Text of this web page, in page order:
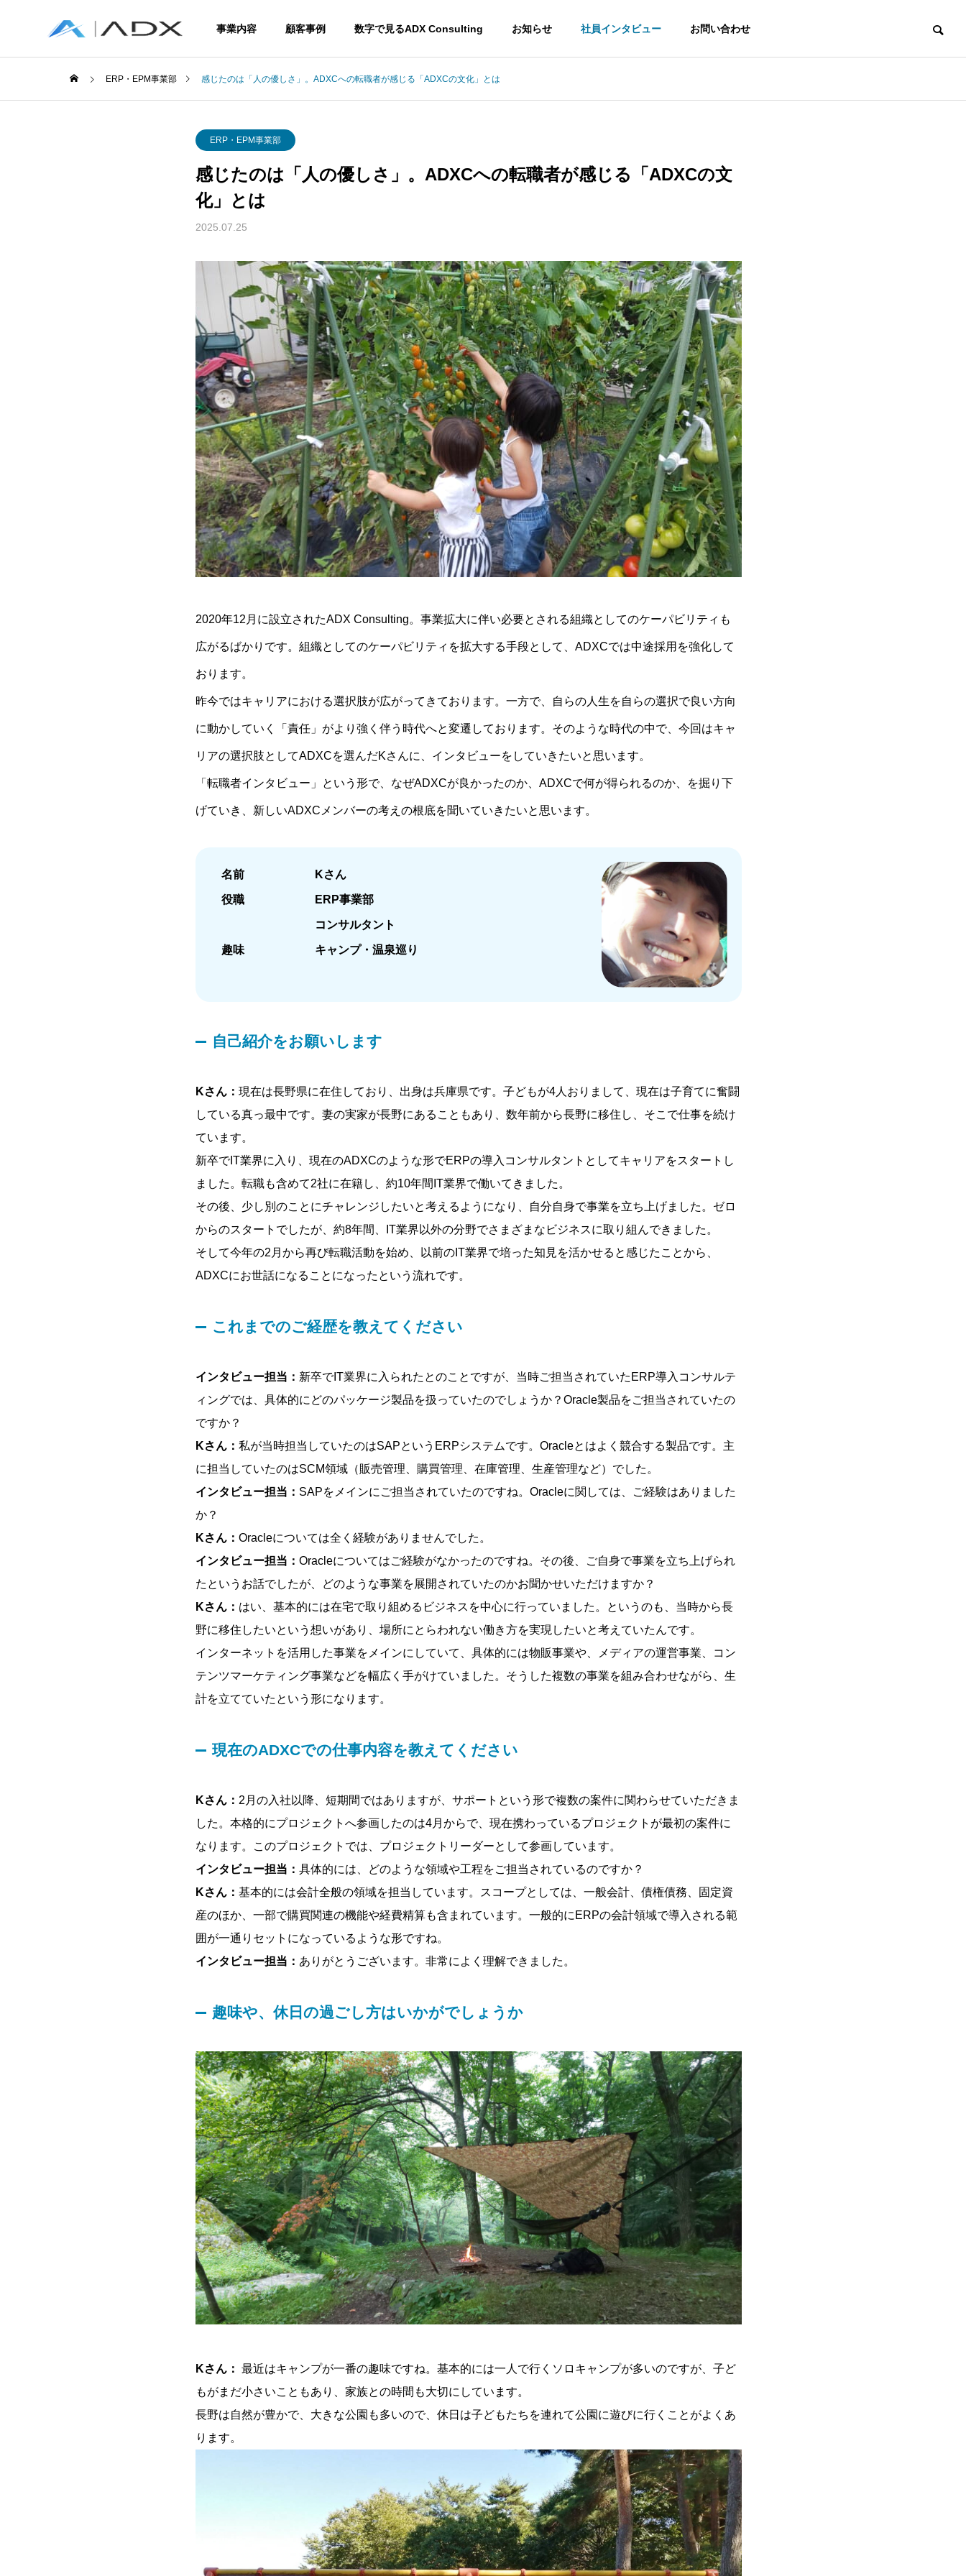
事業内容 顧客事例 数字で見るADX Consulting お知らせ 社員インタビュー お問い合わせ
ERP
Enterprise Resource
Planning
EPM
Enterprise
Performance
Management
CRM
Customer
Relationship
Management
ERP・EPM事業部 感じたのは「人の優しさ」。ADXCへの転職者が感じる「ADXCの文化」とは
ERP・EPM事業部
感じたのは「人の優しさ」。ADXCへの転職者が感じる「ADXCの文
化」とは
2025.07.25
2020年12月に設立されたADX Consulting。事業拡大に伴い必要とされる組織としてのケーパビリティも
広がるばかりです。組織としてのケーパビリティを拡大する手段として、ADXCでは中途採用を強化して
おります。
昨今ではキャリアにおける選択肢が広がってきております。一方で、自らの人生を自らの選択で良い方向
に動かしていく「責任」がより強く伴う時代へと変遷しております。そのような時代の中で、今回はキャ
リアの選択肢としてADXCを選んだKさんに、インタビューをしていきたいと思います。
「転職者インタビュー」という形で、なぜADXCが良かったのか、ADXCで何が得られるのか、を掘り下
げていき、新しいADXCメンバーの考えの根底を聞いていきたいと思います。
名前 Kさん
役職 ERP事業部
コンサルタント
趣味 キャンプ・温泉巡り
自己紹介をお願いします
Kさん： 現在は長野県に在住しており、出身は兵庫県です。子どもが4人おりまして、現在は子育てに奮闘
している真っ最中です。妻の実家が長野にあることもあり、数年前から長野に移住し、そこで仕事を続け
ています。
新卒でIT業界に入り、現在のADXCのような形でERPの導入コンサルタントとしてキャリアをスタートし
ました。転職も含めて2社に在籍し、約10年間IT業界で働いてきました。
その後、少し別のことにチャレンジしたいと考えるようになり、自分自身で事業を立ち上げました。ゼロ
からのスタートでしたが、約8年間、IT業界以外の分野でさまざまなビジネスに取り組んできました。
そして今年の2月から再び転職活動を始め、以前のIT業界で培った知見を活かせると感じたことから、
ADXCにお世話になることになったという流れです。
これまでのご経歴を教えてください
インタビュー担当： 新卒でIT業界に入られたとのことですが、当時ご担当されていたERP導入コンサルテ
ィングでは、具体的にどのパッケージ製品を扱っていたのでしょうか？Oracle製品をご担当されていたの
ですか？
Kさん： 私が当時担当していたのはSAPというERPシステムです。Oracleとはよく競合する製品です。主
に担当していたのはSCM領域（販売管理、購買管理、在庫管理、生産管理など）でした。
インタビュー担当： SAPをメインにご担当されていたのですね。Oracleに関しては、ご経験はありました
か？
Kさん： Oracleについては全く経験がありませんでした。
インタビュー担当： Oracleについてはご経験がなかったのですね。その後、ご自身で事業を立ち上げられ
たというお話でしたが、どのような事業を展開されていたのかお聞かせいただけますか？
Kさん： はい、基本的には在宅で取り組めるビジネスを中心に行っていました。というのも、当時から長
野に移住したいという想いがあり、場所にとらわれない働き方を実現したいと考えていたんです。
インターネットを活用した事業をメインにしていて、具体的には物販事業や、メディアの運営事業、コン
テンツマーケティング事業などを幅広く手がけていました。そうした複数の事業を組み合わせながら、生
計を立てていたという形になります。
現在のADXCでの仕事内容を教えてください
Kさん： 2月の入社以降、短期間ではありますが、サポートという形で複数の案件に関わらせていただきま
した。本格的にプロジェクトへ参画したのは4月からで、現在携わっているプロジェクトが最初の案件に
なります。このプロジェクトでは、プロジェクトリーダーとして参画しています。
インタビュー担当： 具体的には、どのような領域や工程をご担当されているのですか？
Kさん： 基本的には会計全般の領域を担当しています。スコープとしては、一般会計、債権債務、固定資
産のほか、一部で購買関連の機能や経費精算も含まれています。一般的にERPの会計領域で導入される範
囲が一通りセットになっているような形ですね。
インタビュー担当： ありがとうございます。非常によく理解できました。
趣味や、休日の過ごし方はいかがでしょうか
Kさん： 最近はキャンプが一番の趣味ですね。基本的には一人で行くソロキャンプが多いのですが、子ど
もがまだ小さいこともあり、家族との時間も大切にしています。
長野は自然が豊かで、大きな公園も多いので、休日は子どもたちを連れて公園に遊びに行くことがよくあ
ります。